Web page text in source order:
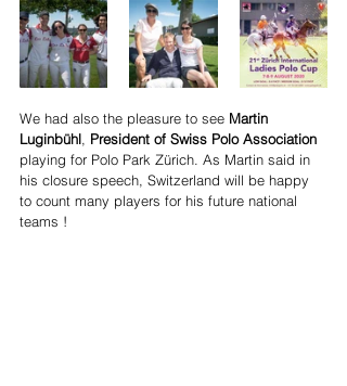
We had also the pleasure to see Martin
Luginbühl, President of Swiss Polo Association
playing for Polo Park Zürich. As Martin said in
his closure speech, Switzerland will be happy
to count many players for his future national
teams !